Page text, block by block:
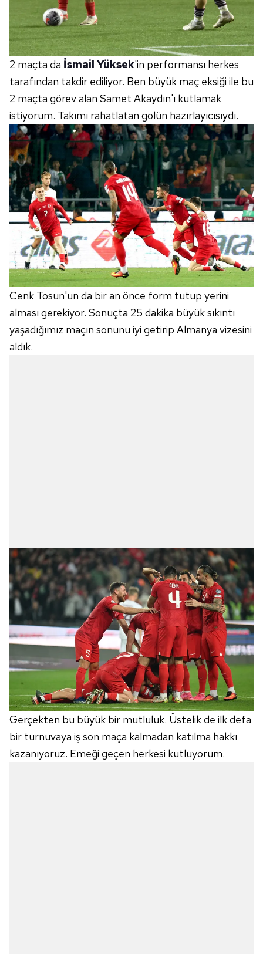
2 maçta da İsmail Yüksek'in performansı herkes
tarafından takdir ediliyor. Ben büyük maç eksiği ile bu
2 maçta görev alan Samet Akaydın'ı kutlamak
istiyorum. Takımı rahatlatan golün hazırlayıcısıydı.
Cenk Tosun'un da bir an önce form tutup yerini
alması gerekiyor. Sonuçta 25 dakika büyük sıkıntı
yaşadığımız maçın sonunu iyi getirip Almanya vizesini
aldık.
Gerçekten bu büyük bir mutluluk. Üstelik de ilk defa
bir turnuvaya iş son maça kalmadan katılma hakkı
kazanıyoruz. Emeği geçen herkesi kutluyorum.